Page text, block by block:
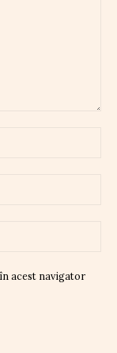
acest navigator